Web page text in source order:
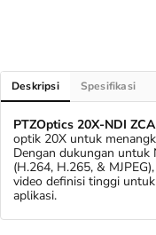
Deskripsi Spesifikasi
PTZOptics 20X-NDI
optik 20X untuk
Dengan dukungan untuk
(H.264, H.265, &
video definisi tinggi
aplikasi.